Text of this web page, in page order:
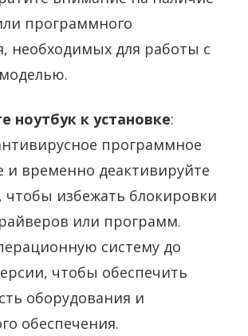
программного
необходимых для работы с
ноутбук к установке:
программное
и временно деактивируйте
чтобы избежать блокировки
или программ.
систему до
чтобы обеспечить
оборудования и
обеспечения.